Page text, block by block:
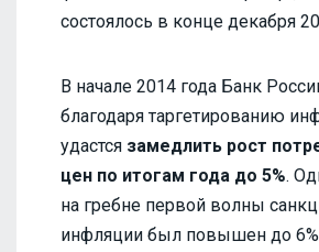
состоялось в конце декабря
В начале 2014 года Банк
благодаря таргетированию
удастся замедлить рост
цен по итогам года до 5%.
на гребне первой волны
инфляции был повышен до